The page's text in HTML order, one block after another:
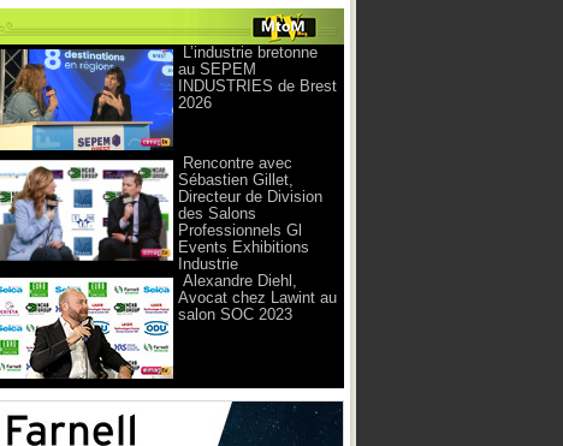
L’industrie bretonne
au SEPEM
INDUSTRIES de Brest
2026
Rencontre avec
Sébastien Gillet,
Directeur de Division
des Salons
Professionnels Gl
Events Exhibitions
Industrie
Alexandre Diehl,
Avocat chez Lawint au
salon SOC 2023